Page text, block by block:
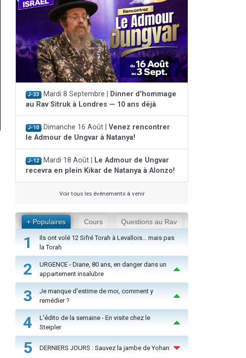
J-33 Mardi 8 Septembre |
Dinner d'hommage
au Rav Sitruk à Londres — 10 ans déjà
J-10 Dimanche 16 Août | Venez rencontrer
le Admour de Ungvar à Natanya!
J-12 Mardi 18 Août |
Le Admour de Ungvar
recevra en plein Kikar de Natanya à Alonzo!
Voir tous les événements à venir
+ Populaires Cours Questions au Rav
1
Ils ont volé 12 Sifré Torah à Levallois… mais pas
la Torah
2
URGENCE - Diane, 80 ans, en danger dans un
appartement insalubre
3
Je manque d'estime de moi, comment y
remédier ?
4
L'édito de la semaine - En visite chez le
Steipler
5 DERNIERS JOURS : Sauvez la jambe de Yohan